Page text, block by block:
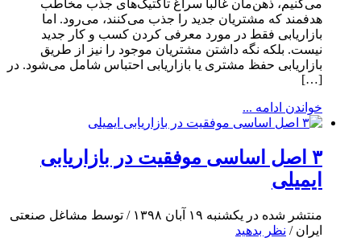
می‌کنیم، ذهن‌مان غالبا سراغ تاکتیک‌های جذب مخاطب
هدفمند که مشتریان جدید را جذب می‌کنند، می‌رود. اما
بازاریابی فقط در مورد معرفی کردن کسب و کار جدید
نیست. بلکه نگه داشتن مشتریان موجود را نیز از طریق
بازاریابی حفظ مشتری یا بازاریابی احتباس شامل می‌شود. در
[…]
خواندن ادامه ...
۳ اصل اساسی موفقیت در بازاریابی
ایمیلی
منتشر شده در یکشنبه ۱۹ آبان ۱۳۹۸ / توسط مشاغل صنعتی
ایران / نظر بدهید